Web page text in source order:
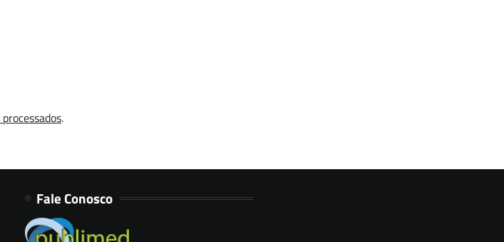
.
Fale Conosco